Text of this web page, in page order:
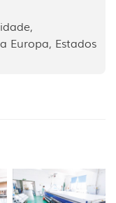
Europa, Estados